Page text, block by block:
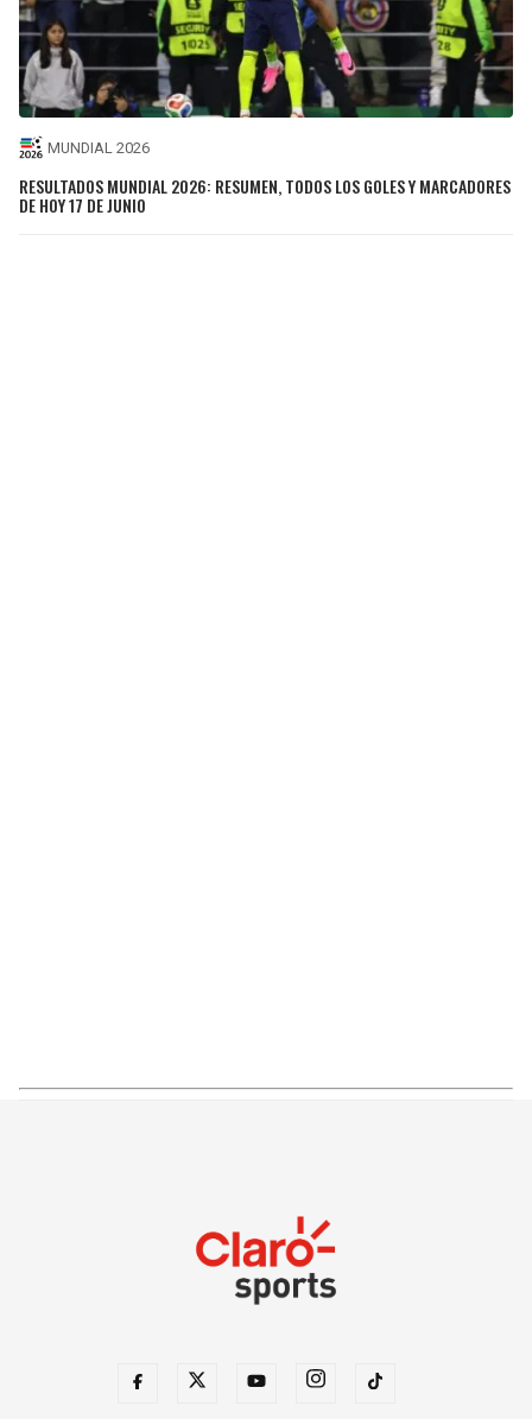
MUNDIAL 2026
RESULTADOS MUNDIAL 2026: RESUMEN, TODOS LOS GOLES Y MARCADORES
DE HOY 17 DE JUNIO